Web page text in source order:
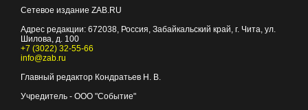
Сетевое издание ZAB.RU
Адрес редакции: 672038, Россия, Забайкальский край, г. Чита, ул.
Шилова, д. 100
+7 (3022) 32-55-66
info@zab.ru
Главный редактор Кондратьев Н. В.
Учредитель - ООО "Событие"